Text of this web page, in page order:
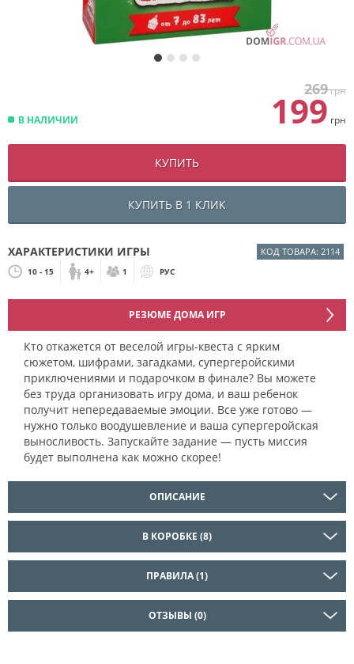
В НАЛИЧИИ
269грн
199 грн
КУПИТЬ
КУПИТЬ В 1 КЛИК
ХАРАКТЕРИСТИКИ ИГРЫ КОД ТОВАРА: 2114
10 - 15 4+ 1 РУС
РЕЗЮМЕ ДОМА ИГР
Кто откажется от веселой игры-квеста с ярким
сюжетом, шифрами, загадками, супергеройскими
приключениями и подарочком в финале? Вы можете
без труда организовать игру дома, и ваш ребенок
получит непередаваемые эмоции. Все уже готово —
нужно только воодушевление и ваша супергеройская
выносливость. Запускайте задание — пусть миссия
будет выполнена как можно скорее!
ОПИСАНИЕ
В КОРОБКЕ (8)
ПРАВИЛА (1)
ОТЗЫВЫ (0)